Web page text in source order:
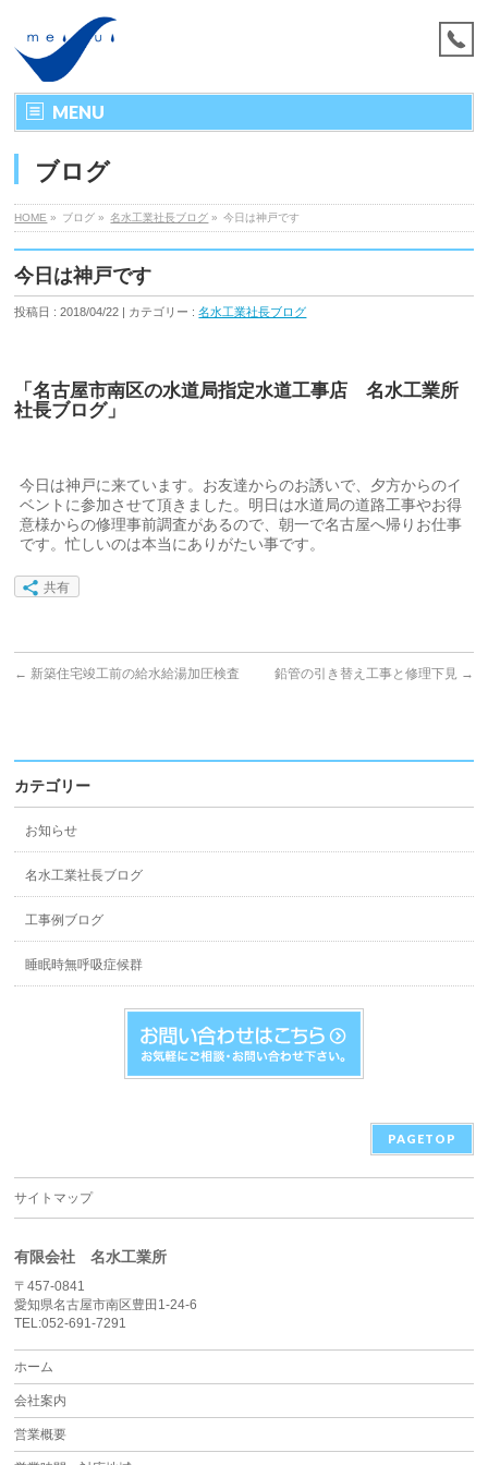
MENU
ブログ
HOME » ブログ » 名水工業社長ブログ » 今日は神戸です
今日は神戸です
投稿日 : 2018/04/22 | カテゴリー :名水工業社長ブログ
「名古屋市南区の水道局指定水道工事店 名水工業所
社長ブログ」
今日は神戸に来ています。お友達からのお誘いで、夕方からのイ
ベントに参加させて頂きました。明日は水道局の道路工事やお得
意様からの修理事前調査があるので、朝一で名古屋へ帰りお仕事
です。忙しいのは本当にありがたい事です。
共有
← 新築住宅竣工前の給水給湯加圧検査 鉛管の引き替え工事と修理下見 →
カテゴリー
お知らせ
名水工業社長ブログ
工事例ブログ
睡眠時無呼吸症候群
PAGETOP
サイトマップ
有限会社 名水工業所
〒457-0841
愛知県名古屋市南区豊田1-24-6
TEL:052-691-7291
ホーム
会社案内
営業概要